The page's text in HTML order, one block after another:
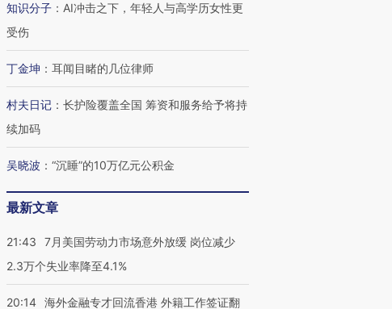
员跨国走私7万
丸 尿检体内含3种
度Z世代 用街头抗争将教
机”？难民潮撕裂西班牙
走进第四届链博
有意思的生活方式·第三对
住三大增长引擎是什么？
知识分子 ： AI冲击之下，年轻人与高学历女性更
受伤
丁金坤 ： 耳闻目睹的几位律师
村夫日记 ： 长护险覆盖全国 筹资和服务给予将持
续加码
吴晓波 ： “沉睡”的10万亿元公积金
最新文章
21:43
7月美国劳动力市场意外放缓 岗位减少
2.3万个失业率降至4.1%
20:14 海外金融专才回流香港 外籍工作签证翻